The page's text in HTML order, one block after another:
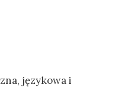
językowa i